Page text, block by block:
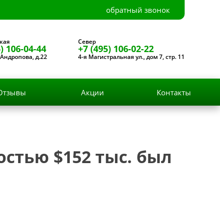
обратный звонок
106-04-44
д.22
Север
+7 (495) 106-02-22
4-я Магистральная ул., дом 7, стр. 11
Акции Контакты
$152 тыс. был